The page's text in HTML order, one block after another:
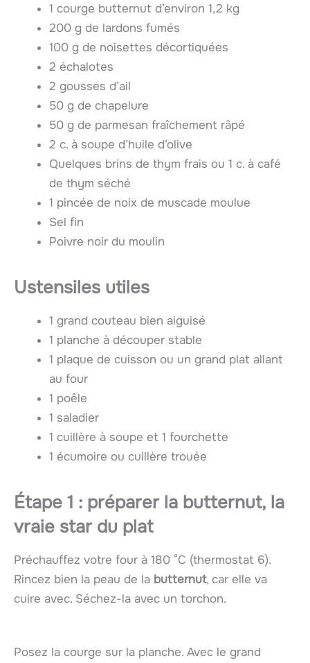
1 courge butternut d’environ 1,2 kg
200 g de lardons fumés
100 g de noisettes décortiquées
2 échalotes
2 gousses d’ail
50 g de chapelure
50 g de parmesan fraîchement râpé
2 c. à soupe d’huile d’olive
Quelques brins de thym frais ou 1 c. à café
de thym séché
1 pincée de noix de muscade moulue
Sel fin
Poivre noir du moulin
Ustensiles utiles
1 grand couteau bien aiguisé
1 planche à découper stable
1 plaque de cuisson ou un grand plat allant
au four
1 poêle
1 saladier
1 cuillère à soupe et 1 fourchette
1 écumoire ou cuillère trouée
Étape 1 : préparer la butternut, la
vraie star du plat
Préchauffez votre four à 180 °C (thermostat 6).
Rincez bien la peau de la butternut, car elle va
cuire avec. Séchez-la avec un torchon.
Posez la courge sur la planche. Avec le grand